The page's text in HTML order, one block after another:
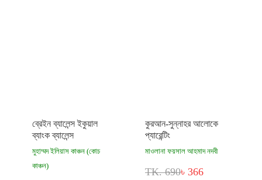
ব্রেইন ব্যালেন্স ইকুয়াল
ব্যাংক ব্যালেন্স
মুহাম্মদ ইলিয়াস কাঞ্চন (কোচ
কাঞ্চন)
কুরআন-সুন্নাহর আলোকে
প্যারেন্টিং
মাওলানা ফয়সাল আহমাদ নদবী
TK. 690৳ 366